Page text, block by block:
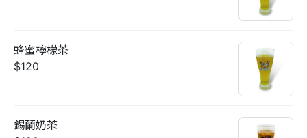
蜂蜜檸檬茶
$120
錫蘭奶茶